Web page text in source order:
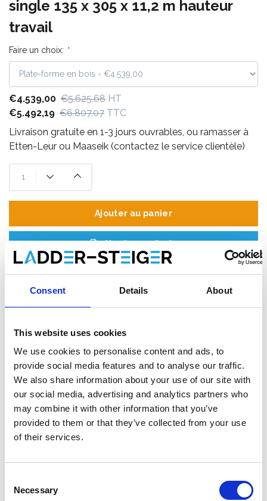
Consent Details About
This website uses cookies
We use cookies to personalise content and ads, to
provide social media features and to analyse our traffic.
We also share information about your use of our site with
our social media, advertising and analytics partners who
may combine it with other information that you’ve
provided to them or that they’ve collected from your use
of their services.
Selection
Necessary
single 135 x 305 x 11,2 m hauteur
travail
Faire un choix: *
€4.539,00 €5.625,68 HT
€5.492,19 €6.807,07 TTC
Livraison gratuite en 1-3 jours ouvrables, ou ramasser à
Etten-Leur ou Maaseik (contactez le service clientèle)
Ajouter au panier
Ajouter au devis
Enregistrer comme favori
Informations sur le produit Produits similaires
Description
L'échafaudage roulant ASC AGS (Advantaged Guardrail
System)répond à la nouvelle norme. Depuis le 1er janvier 2018,
il est obligatoire de toujours disposer d'une main courante